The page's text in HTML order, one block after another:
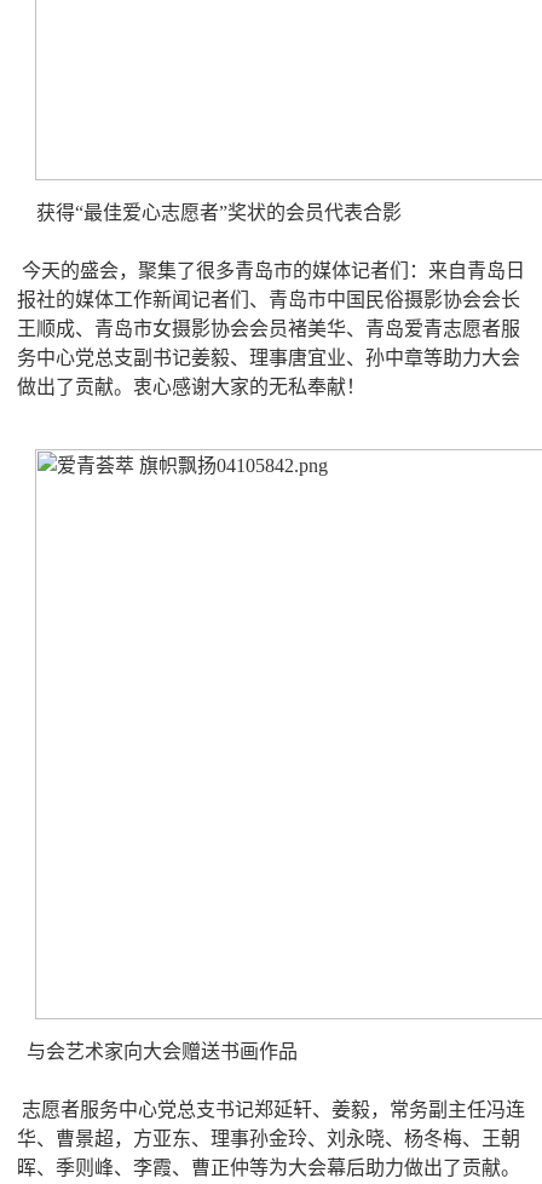
获得“最佳爱心志愿者”奖状的会员代表合影
今天的盛会，聚集了很多青岛市的媒体记者们：来自青岛日
报社的媒体工作新闻记者们、青岛市中国民俗摄影协会会长
王顺成、青岛市女摄影协会会员褚美华、青岛爱青志愿者服
务中心党总支副书记姜毅、理事唐宜业、孙中章等助力大会
做出了贡献。衷心感谢大家的无私奉献！
与会艺术家向大会赠送书画作品
志愿者服务中心党总支书记郑延轩、姜毅，常务副主任冯连
华、曹景超，方亚东、理事孙金玲、刘永晓、杨冬梅、王朝
晖、季则峰、李霞、曹正仲等为大会幕后助力做出了贡献。